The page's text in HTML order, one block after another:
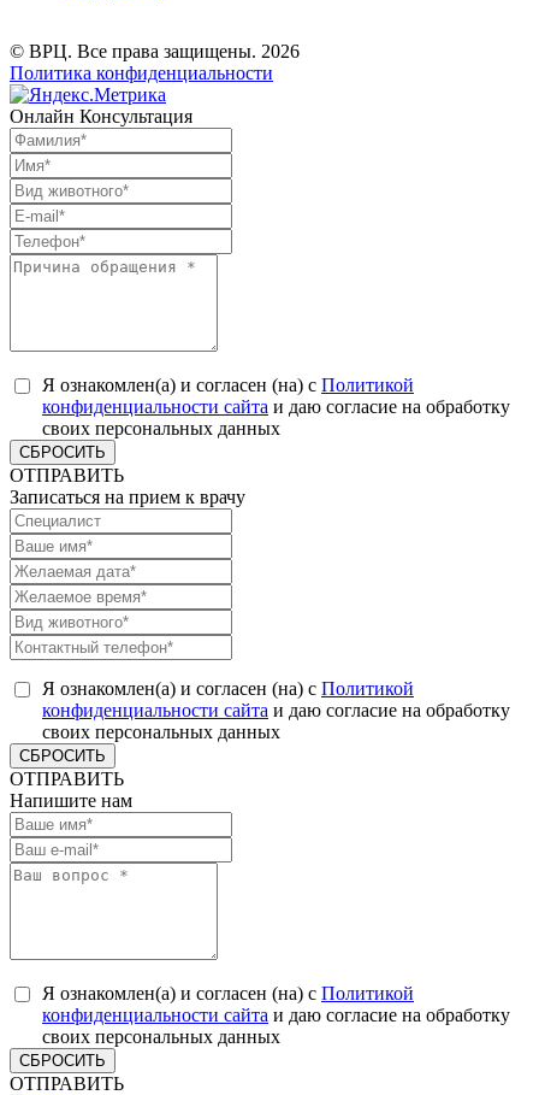
© ВРЦ. Все права защищены. 2026
Политика конфиденциальности
Онлайн Консультация
Я ознакомлен(а) и согласен (на) с Политикой
конфиденциальности сайта и даю согласие на обработку
своих персональных данных
СБРОСИТЬ
ОТПРАВИТЬ
Записаться на прием к врачу
Я ознакомлен(а) и согласен (на) с Политикой
конфиденциальности сайта и даю согласие на обработку
своих персональных данных
СБРОСИТЬ
ОТПРАВИТЬ
Напишите нам
Я ознакомлен(а) и согласен (на) с Политикой
конфиденциальности сайта и даю согласие на обработку
своих персональных данных
СБРОСИТЬ
ОТПРАВИТЬ